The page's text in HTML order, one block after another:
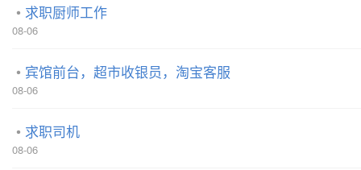
求职厨师工作
08-06
宾馆前台，超市收银员，淘宝客服
08-06
求职司机
08-06